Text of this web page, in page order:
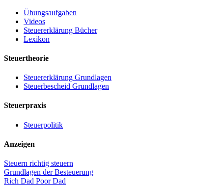
Übungsaufgaben
Videos
Steuererklärung Bücher
Lexikon
Steuertheorie
Steuererklärung Grundlagen
Steuerbescheid Grundlagen
Steuerpraxis
Steuerpolitik
Anzeigen
Steuern richtig steuern
Grundlagen der Besteuerung
Rich Dad Poor Dad